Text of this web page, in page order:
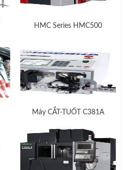
HMC Series HMC500
Máy CẮT-TUỐT C381A